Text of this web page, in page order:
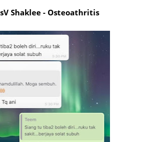
Shaklee - Osteoathritis